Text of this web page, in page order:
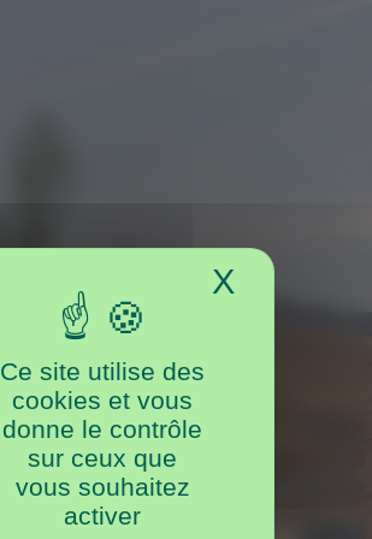
France (FR)
Nederland (NL)
Deutschland (DE)
Belgique (FR)
België (NL)
Ce site utilise des
cookies et vous
donne le contrôle
sur ceux que
vous souhaitez
activer
X